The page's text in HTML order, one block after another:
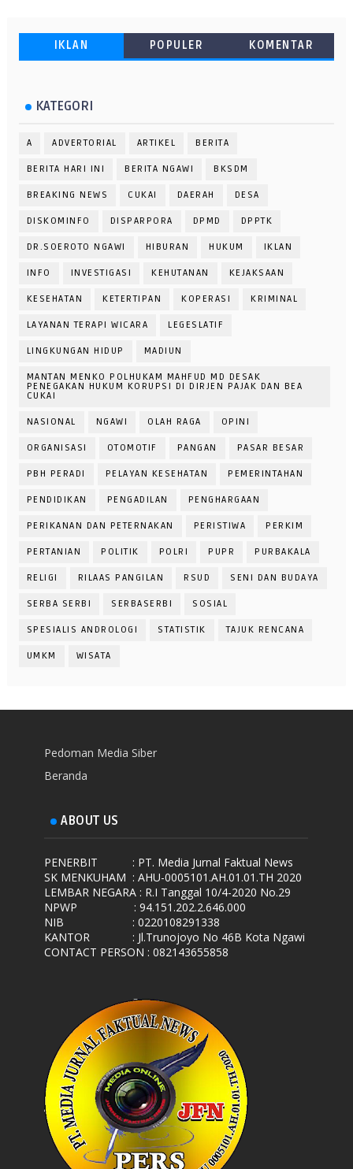
IKLAN POPULER KOMENTAR
KATEGORI
A ADVERTORIAL ARTIKEL BERITA
BERITA HARI INI BERITA NGAWI BKSDM
BREAKING NEWS CUKAI DAERAH DESA
DISKOMINFO DISPARPORA DPMD DPPTK
DR.SOEROTO NGAWI HIBURAN HUKUM IKLAN
INFO INVESTIGASI KEHUTANAN KEJAKSAAN
KESEHATAN KETERTIPAN KOPERASI KRIMINAL
LAYANAN TERAPI WICARA LEGESLATIF
LINGKUNGAN HIDUP MADIUN
MANTAN MENKO POLHUKAM MAHFUD MD DESAK
PENEGAKAN HUKUM KORUPSI DI DIRJEN PAJAK DAN BEA
CUKAI
NASIONAL NGAWI OLAH RAGA OPINI
ORGANISASI OTOMOTIF PANGAN PASAR BESAR
PBH PERADI PELAYAN KESEHATAN PEMERINTAHAN
PENDIDIKAN PENGADILAN PENGHARGAAN
PERIKANAN DAN PETERNAKAN PERISTIWA PERKIM
PERTANIAN POLITIK POLRI PUPR PURBAKALA
RELIGI RILAAS PANGILAN RSUD SENI DAN BUDAYA
SERBA SERBI SERBASERBI SOSIAL
SPESIALIS ANDROLOGI STATISTIK TAJUK RENCANA
UMKM WISATA
Pedoman Media Siber
Beranda
ABOUT US
PENERBIT
: PT. Media Jurnal Faktual News
SK MENKUHAM : AHU-0005101.AH.01.01.TH 2020
LEMBAR NEGARA : R.I Tanggal 10/4-2020 No.29
NPWP
: 94.151.202.2.646.000
NIB
: 0220108291338
KANTOR
: Jl.Trunojoyo No 46B Kota Ngawi
CONTACT PERSON : 082143655858